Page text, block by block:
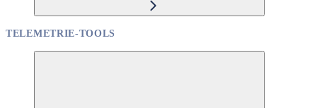
TELEMETRIE-TOOLS